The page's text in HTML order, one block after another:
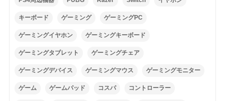
キーボード ゲーミング ゲーミングPC
ゲーミングイヤホン ゲーミングキーボード
ゲーミングタブレット ゲーミングチェア
ゲーミングデバイス ゲーミングマウス ゲーミングモニター
ゲーム ゲームパッド コスパ コントローラー